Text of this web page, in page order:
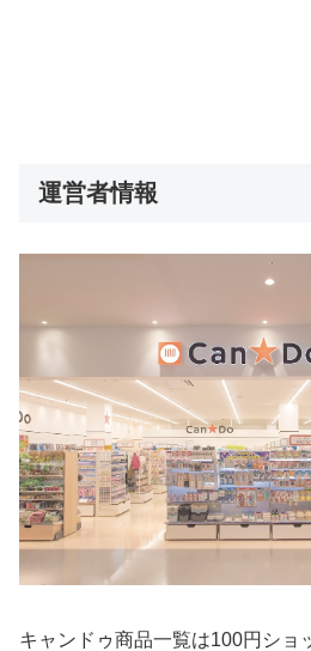
運営者情報
キャンドゥ商品一覧は100円ショ